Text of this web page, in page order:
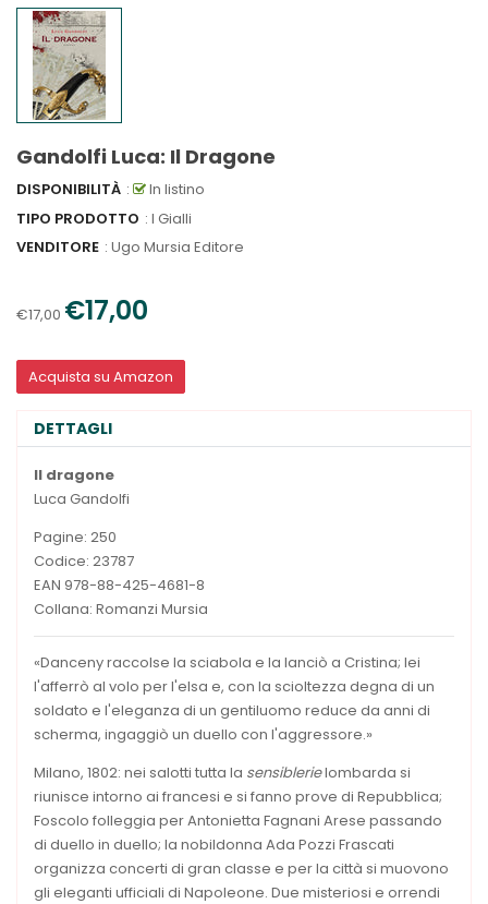
Gandolfi Luca: Il Dragone
DISPONIBILITÀ :
In listino
TIPO PRODOTTO : I Gialli
VENDITORE : Ugo Mursia Editore
€17,00 €17,00
Acquista su Amazon
DETTAGLI
Il dragone
Luca Gandolfi
Pagine: 250
Codice: 23787
EAN 978-88-425-4681-8
Collana: Romanzi Mursia
«Danceny raccolse la sciabola e la lanciò a Cristina; lei
l'afferrò al volo per l'elsa e, con la scioltezza degna di un
soldato e l'eleganza di un gentiluomo reduce da anni di
scherma, ingaggiò un duello con l'aggressore.»
Milano, 1802: nei salotti tutta la sensiblerielombarda si
riunisce intorno ai francesi e si fanno prove di Repubblica;
Foscolo folleggia per Antonietta Fagnani Arese passando
di duello in duello; la nobildonna Ada Pozzi Frascati
organizza concerti di gran classe e per la città si muovono
gli eleganti ufficiali di Napoleone. Due misteriosi e orrendi